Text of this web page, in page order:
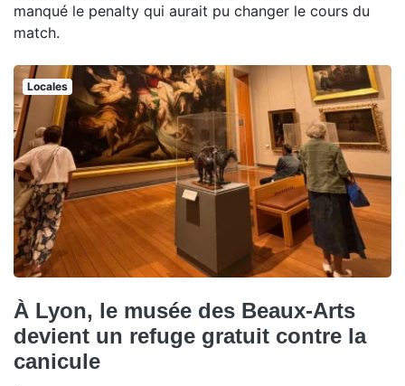
manqué le penalty qui aurait pu changer le cours du
match.
Locales
À Lyon, le musée des Beaux-Arts
devient un refuge gratuit contre la
canicule